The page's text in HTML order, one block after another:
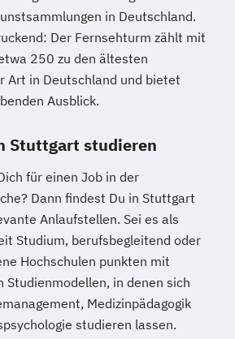
in Deutschland.
Der Fernsehturm zählt mit
250 zu den ältesten
Art in Deutschland und bietet
Ausblick.
Stuttgart studieren
für einen Job in der
Dann findest Du in Stuttgart
Anlaufstellen. Sei es als
Studium, berufsbegleitend oder
Hochschulen punkten mit
Studienmodellen, in denen sich
Medizinpädagogik
studieren lassen.